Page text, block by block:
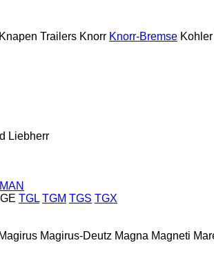
Knapen Trailers Knorr Knorr-Bremse Kohler
Liebherr
MAN
TGL TGM TGS TGX
Magirus Magirus-Deutz Magna Magneti